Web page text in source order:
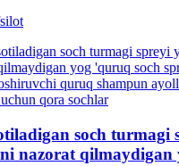
soch turmagi
nazorat qilmaydigan